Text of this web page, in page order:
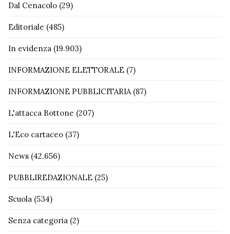
Dal Cenacolo (29)
Editoriale (485)
In evidenza (19.903)
INFORMAZIONE ELETTORALE (7)
INFORMAZIONE PUBBLICITARIA(87)
L'attacca Bottone (207)
L'Eco cartaceo (37)
News (42.656)
PUBBLIREDAZIONALE (25)
Scuola (534)
Senza categoria (2)